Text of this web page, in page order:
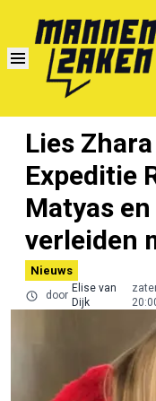
Lies
Expeditie
Matyas
verleiden
Nieuws
door
Elise van
Dijk